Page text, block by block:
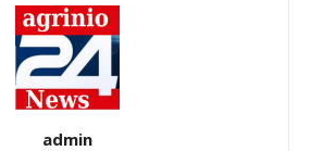
admin